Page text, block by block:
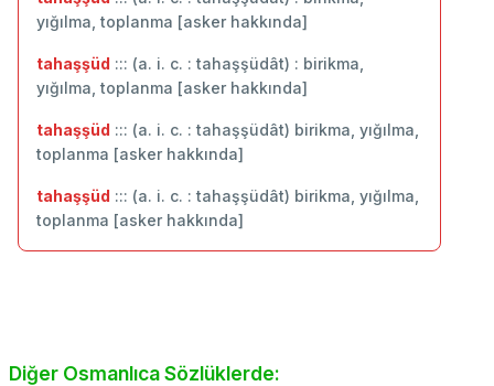
yığılma, toplanma [asker hakkında]
tahaşşüd ::: (a. i. c. : tahaşşüdât) : birikma,
yığılma, toplanma [asker hakkında]
tahaşşüd ::: (a. i. c. : tahaşşüdât) birikma, yığılma,
toplanma [asker hakkında]
tahaşşüd ::: (a. i. c. : tahaşşüdât) birikma, yığılma,
toplanma [asker hakkında]
Diğer Osmanlıca Sözlüklerde: